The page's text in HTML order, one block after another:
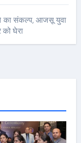
का संकल्प, आजसू युवा
घेरा